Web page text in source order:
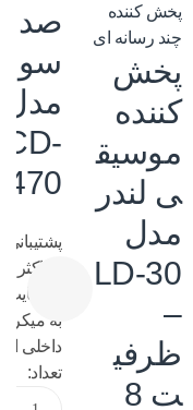
پخش کننده
چند رسانه ای
پخش
کننده
موسیق
ی لندر
مدل
LD-30
–
ظرفی
ت 8
صدا
مدل
پشتیبانی
به
داخلی
تعداد: